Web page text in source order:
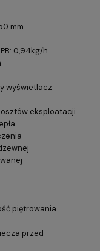
mm
0,94kg/h
wyświetlacz
eksploatacji
piętrowania
przed